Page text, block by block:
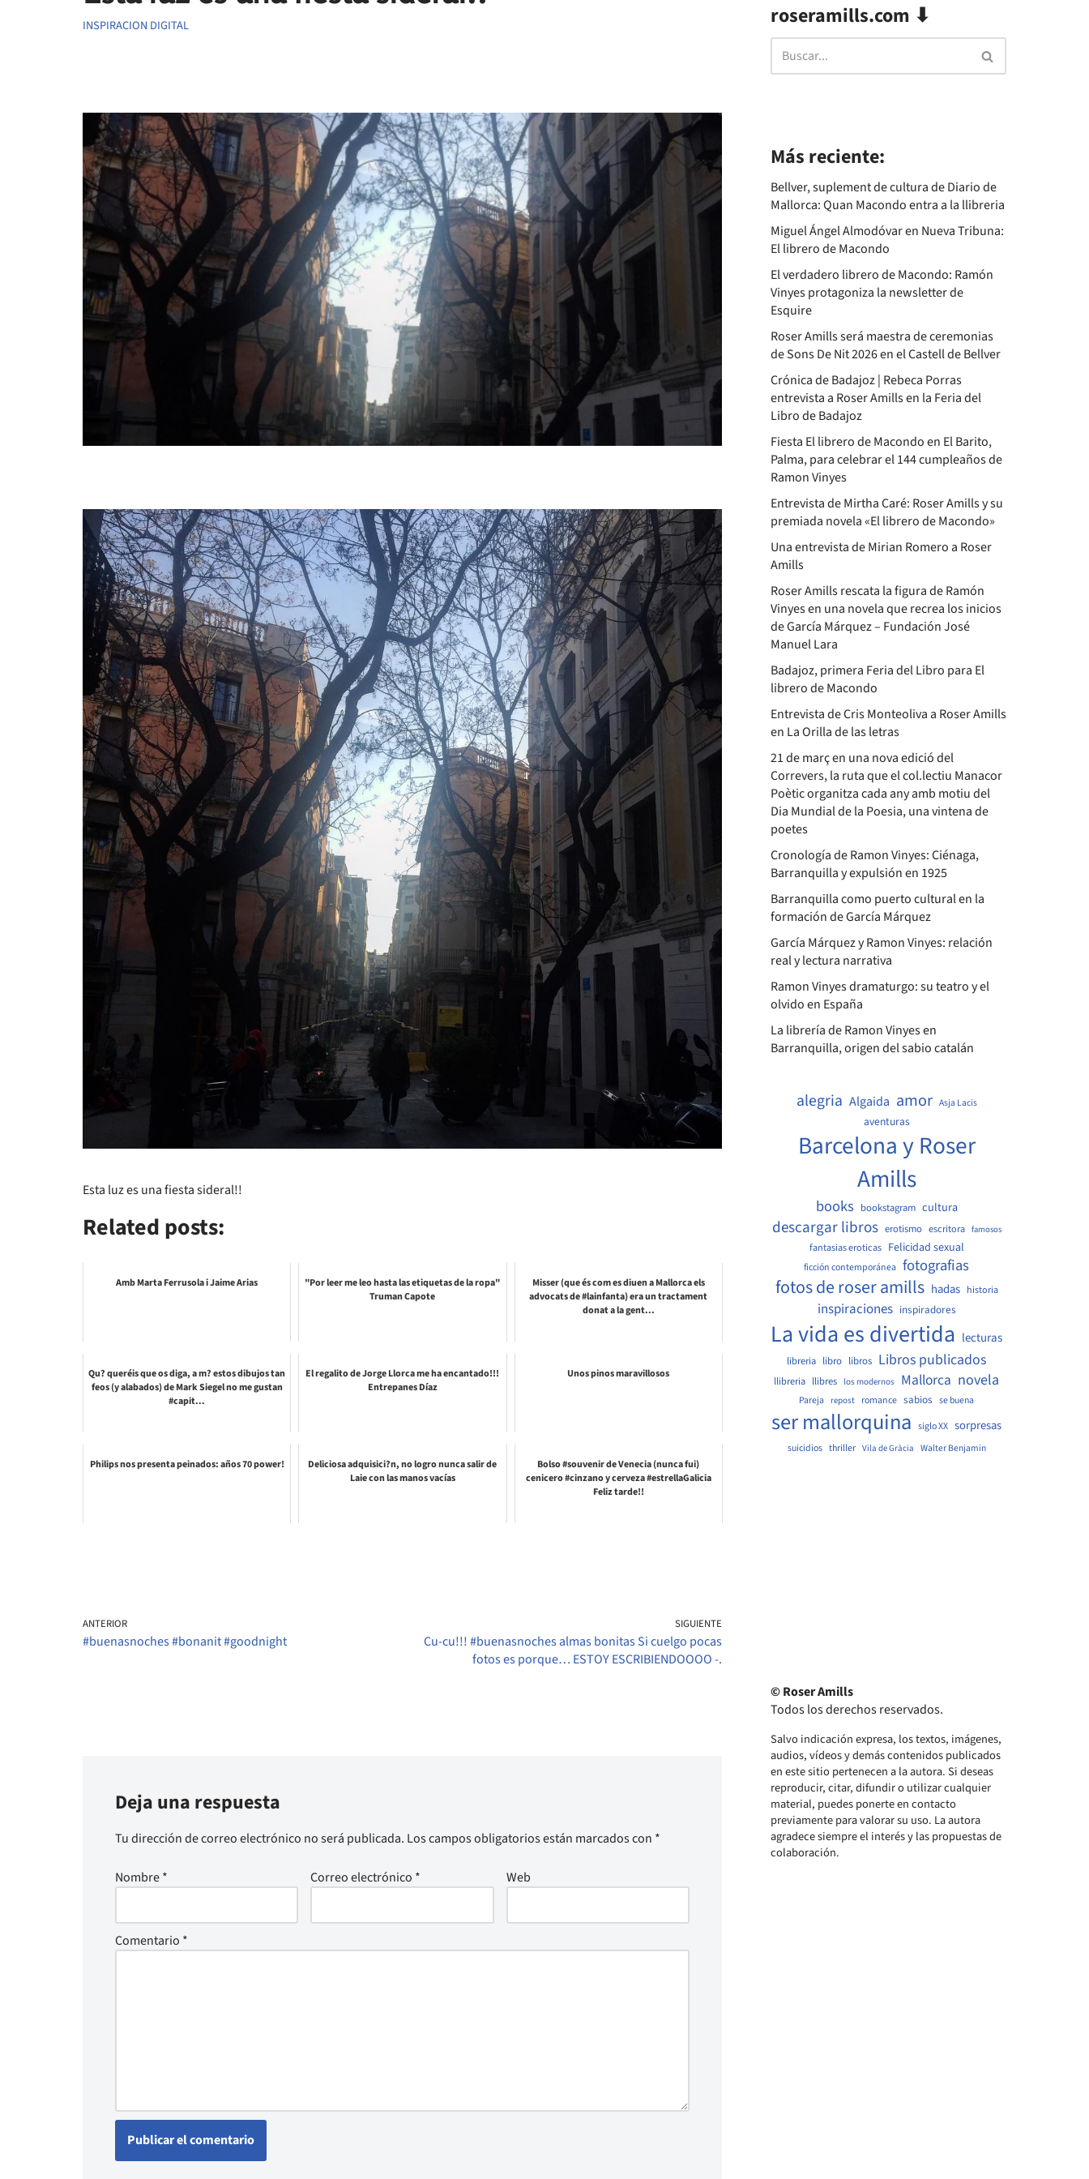
INSPIRACION DIGITAL
Esta luz es una fiesta sideral!!
Related posts:
Amb Marta Ferrusola i Jaime Arias
"Por leer me leo hasta las etiquetas de la ropa"
Truman Capote
Misser (que és com es diuen a Mallorca els
advocats de #lainfanta) era un tractament
donat a la gent...
Qu? queréis que os diga, a m? estos dibujos tan
feos (y alabados) de Mark Siegel no me gustan
#capit...
El regalito de Jorge Llorca me ha encantado!!!
Entrepanes Díaz
Unos pinos maravillosos
Philips nos presenta peinados: años 70 power!
Deliciosa adquisici?n, no logro nunca salir de
Laie con las manos vacías
Bolso #souvenir de Venecia (nunca fui)
cenicero #cinzano y cerveza #estrellaGalicia
Feliz tarde!!
ANTERIOR
#buenasnoches #bonanit #goodnight
SIGUIENTE
Cu-cu!!! #buenasnoches almas bonitas Si cuelgo pocas
fotos es porque… ESTOY ESCRIBIENDOOOO -.
Deja una respuesta
Tu dirección de correo electrónico no será publicada. Los campos obligatorios están marcados con *
Nombre* Correo electrónico * Web
Comentario *
roseramills.com ⬇
Más reciente:
Bellver, suplement de cultura de Diario de
Mallorca: Quan Macondo entra a la llibreria
Miguel Ángel Almodóvar en Nueva Tribuna:
El librero de Macondo
El verdadero librero de Macondo: Ramón
Vinyes protagoniza la newsletter de
Esquire
Roser Amills será maestra de ceremonias
de Sons De Nit 2026 en el Castell de Bellver
Crónica de Badajoz | Rebeca Porras
entrevista a Roser Amills en la Feria del
Libro de Badajoz
Fiesta El librero de Macondo en El Barito,
Palma, para celebrar el 144 cumpleaños de
Ramon Vinyes
Entrevista de Mirtha Caré: Roser Amills y su
premiada novela «El librero de Macondo»
Una entrevista de Mirian Romero a Roser
Amills
Roser Amills rescata la figura de Ramón
Vinyes en una novela que recrea los inicios
de García Márquez – Fundación José
Manuel Lara
Badajoz, primera Feria del Libro para El
librero de Macondo
Entrevista de Cris Monteoliva a Roser Amills
en La Orilla de las letras
21 de març en una nova edició del
Correvers, la ruta que el col.lectiu Manacor
Poètic organitza cada any amb motiu del
Dia Mundial de la Poesia, una vintena de
poetes
Cronología de Ramon Vinyes: Ciénaga,
Barranquilla y expulsión en 1925
Barranquilla como puerto cultural en la
formación de García Márquez
García Márquez y Ramon Vinyes: relación
real y lectura narrativa
Ramon Vinyes dramaturgo: su teatro y el
olvido en España
La librería de Ramon Vinyes en
Barranquilla, origen del sabio catalán
alegria Algaida amor Asja Lacis
aventuras
Barcelona y Roser
Amills
books bookstagram cultura
descargar libros erotismo escritora famosos
fantasias eroticas Felicidad sexual
ficción contemporánea fotografias
fotos de roser amills hadas historia
inspiraciones inspiradores
La vida es divertida lecturas
libreria libro libros Libros publicados
llibreria llibres los modernos Mallorca novela
Pareja repost romance sabios se buena
ser mallorquina siglo XX sorpresas
suicidios thriller Vila de Gràcia Walter Benjamin
© Roser Amills
Todos los derechos reservados.
Salvo indicación expresa, los textos, imágenes,
audios, vídeos y demás contenidos publicados
en este sitio pertenecen a la autora. Si deseas
reproducir, citar, difundir o utilizar cualquier
material, puedes ponerte en contacto
previamente para valorar su uso. La autora
agradece siempre el interés y las propuestas de
colaboración.